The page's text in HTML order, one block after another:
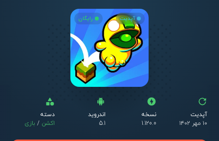
آپدیت رایگان
آپدیت
۱۰ مهر ۱۴۰۲
نسخه
1.120.0
اندروید
5.1
دسته
اکشن / بازی